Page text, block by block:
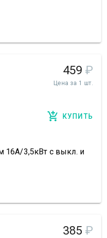
459 ₽
Цена за 1 шт.
КУПИТЬ
16А/3,5кВт с выкл. и
385 ₽